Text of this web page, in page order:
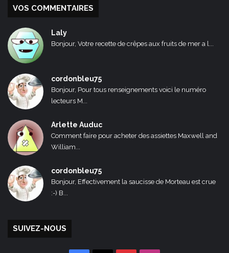
VOS COMMENTAIRES
Laly
Bonjour, Votre recette de crêpes aux fruits de mer a l...
cordonbleu75
Bonjour, Pour tous renseignements voici le numéro
lecteurs M...
Arlette Auduc
Comment faire pour acheter des assiettes Maxwell and
William...
cordonbleu75
Bonjour, Effectivement la saucisse de Morteau est crue
:-) B...
SUIVEZ-NOUS